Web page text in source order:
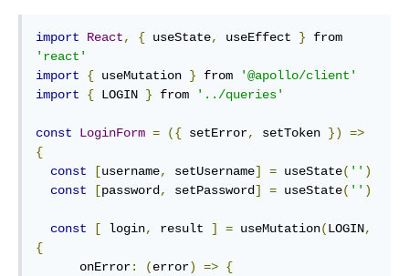
import React, { useState, useEffect }
'react'
import
{ useMutation } from
'@apollo/client'
import
{ LOGIN } from '../queries'
const LoginForm = ({ setError, setToken })
=>
{
const
[username, setUsername] = useState( '' )
const
[password , setPassword] = useState( '' )
const [ login, result ] = useMutation(LOGIN,
{
      onError
: (error) => {